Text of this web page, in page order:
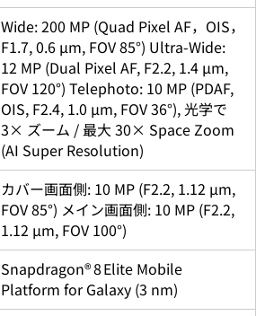
Wide: 200 MP (Quad Pixel AF，OIS，
F1.7, 0.6 µm, FOV 85°) Ultra‑Wide:
12 MP (Dual Pixel AF, F2.2, 1.4 µm,
FOV 120°) Telephoto: 10 MP (PDAF,
OIS, F2.4, 1.0 µm, FOV 36°), 光学で
3× ズーム / 最大 30× Space Zoom
(AI Super Resolution)
カバー画面側: 10 MP (F2.2, 1.12 µm,
FOV 85°) メイン画面側: 10 MP (F2.2,
1.12 µm, FOV 100°)
Snapdragon® 8 Elite Mobile
Platform for Galaxy (3 nm)